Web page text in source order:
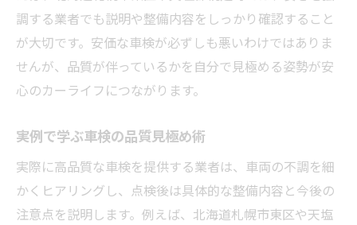
調する業者でも説明や整備内容をしっかり確認すること
が大切です。安価な車検が必ずしも悪いわけではありま
せんが、品質が伴っているかを自分で見極める姿勢が安
心のカーライフにつながります。
実例で学ぶ車検の品質見極め術
実際に高品質な車検を提供する業者は、車両の不調を細
かくヒアリングし、点検後は具体的な整備内容と今後の
注意点を説明します。例えば、北海道札幌市東区や天塩